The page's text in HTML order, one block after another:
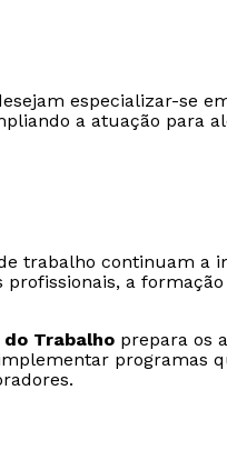
especializar-se
a atuação para
trabalho continuam a
a
Trabalho prepara os
programas